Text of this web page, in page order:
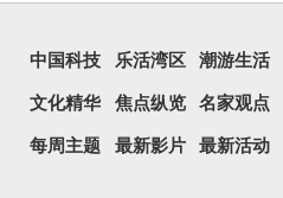
中国科技 乐活湾区 潮游生活
文化精华 焦点纵览 名家观点
每周主题 最新影片 最新活动